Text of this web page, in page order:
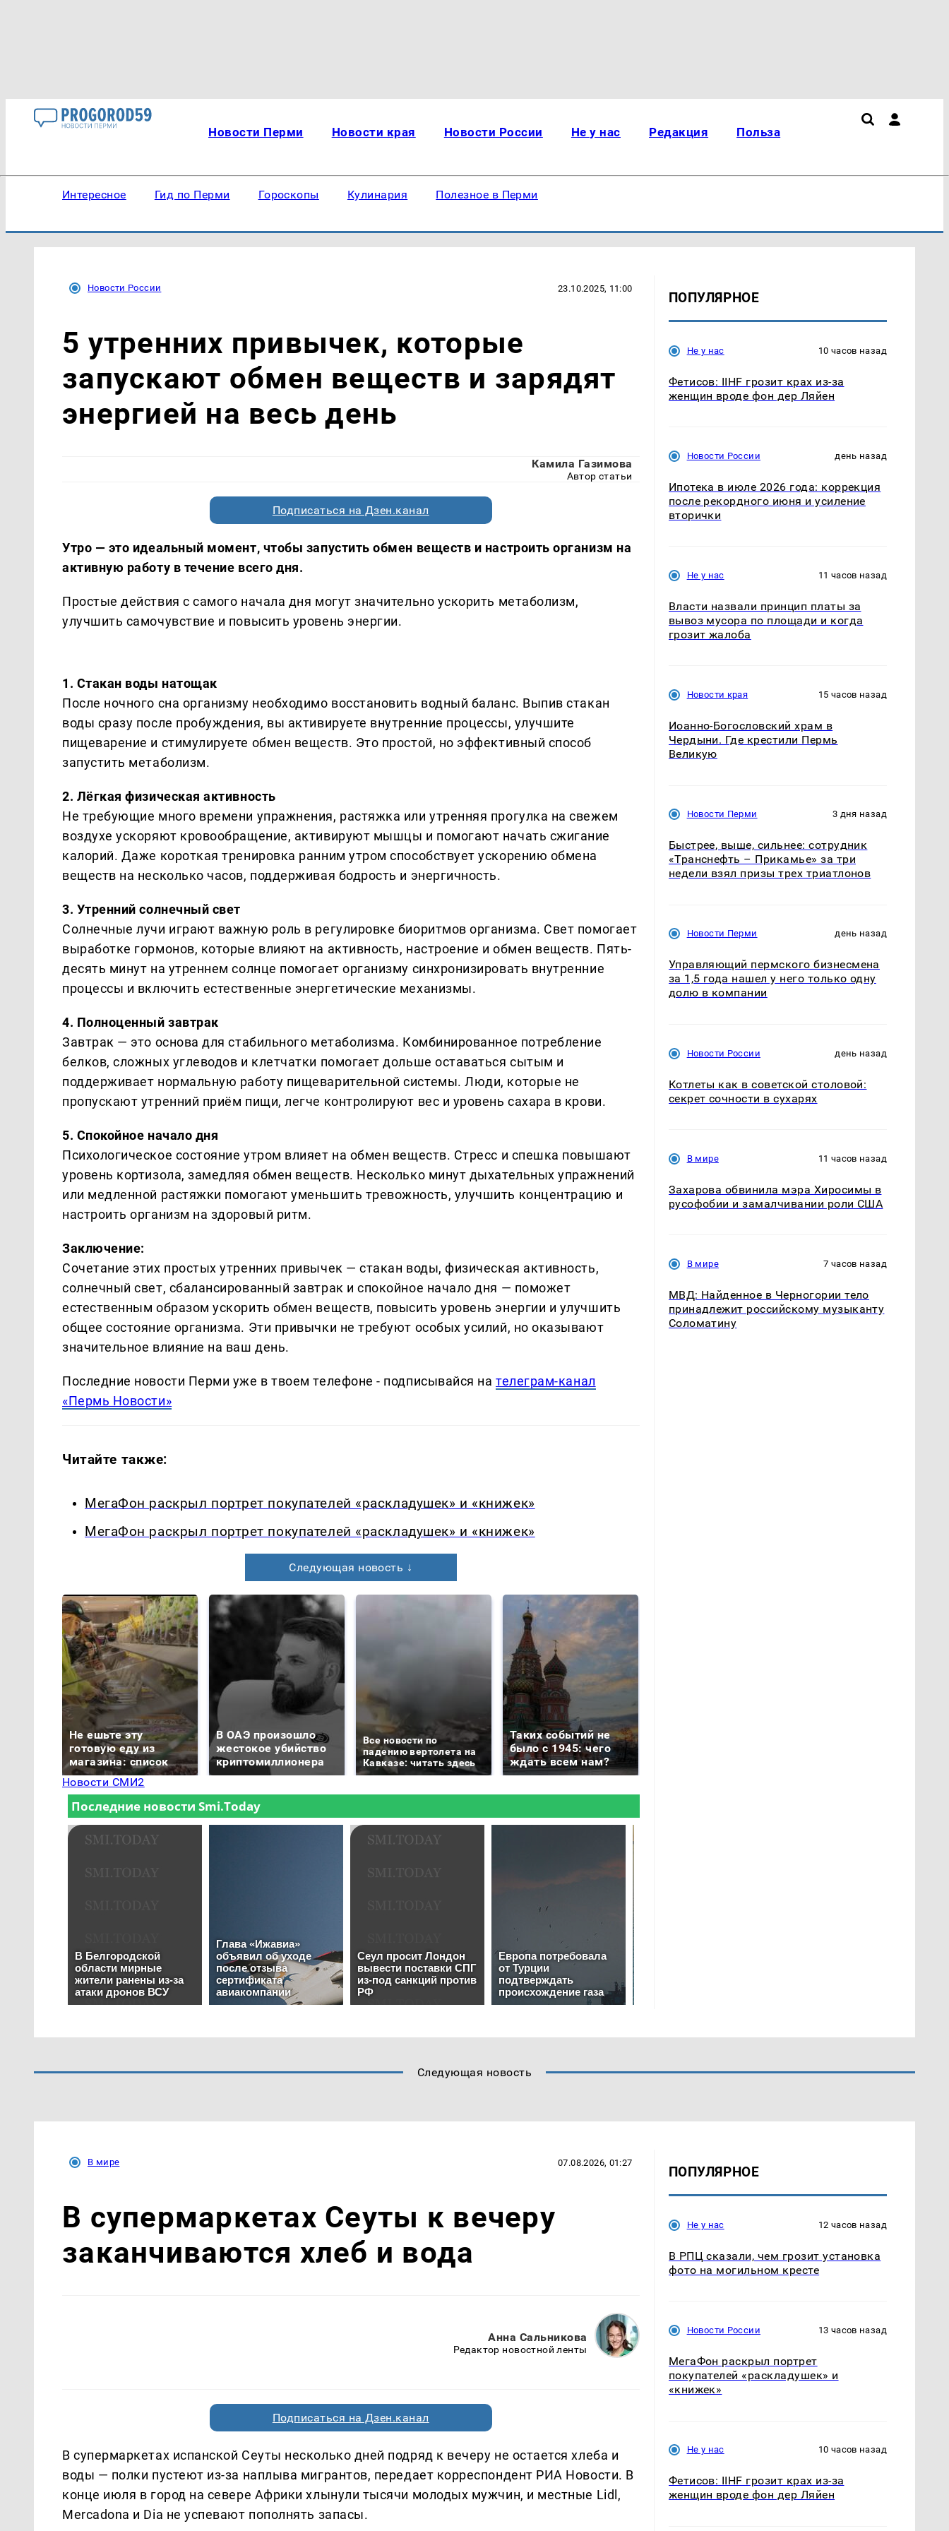
Новости Перми Новости края Новости России Не у нас Редакция Польза
Интересное Гид по Перми Гороскопы Кулинария Полезное в Перми
Новости России 23.10.2025, 11:00
5 утренних привычек, которые
запускают обмен веществ и зарядят
энергией на весь день
Камила Газимова
Автор статьи
Подписаться на Дзен.канал
Утро — это идеальный момент, чтобы запустить обмен веществ и настроить организм на
активную работу в течение всего дня.
Простые действия с самого начала дня могут значительно ускорить метаболизм,
улучшить самочувствие и повысить уровень энергии.
1. Стакан воды натощак
После ночного сна организму необходимо восстановить водный баланс. Выпив стакан
воды сразу после пробуждения, вы активируете внутренние процессы, улучшите
пищеварение и стимулируете обмен веществ. Это простой, но эффективный способ
запустить метаболизм.
2. Лёгкая физическая активность
Не требующие много времени упражнения, растяжка или утренняя прогулка на свежем
воздухе ускоряют кровообращение, активируют мышцы и помогают начать сжигание
калорий. Даже короткая тренировка ранним утром способствует ускорению обмена
веществ на несколько часов, поддерживая бодрость и энергичность.
3. Утренний солнечный свет
Солнечные лучи играют важную роль в регулировке биоритмов организма. Свет помогает
выработке гормонов, которые влияют на активность, настроение и обмен веществ. Пять-
десять минут на утреннем солнце помогает организму синхронизировать внутренние
процессы и включить естественные энергетические механизмы.
4. Полноценный завтрак
Завтрак — это основа для стабильного метаболизма. Комбинированное потребление
белков, сложных углеводов и клетчатки помогает дольше оставаться сытым и
поддерживает нормальную работу пищеварительной системы. Люди, которые не
пропускают утренний приём пищи, легче контролируют вес и уровень сахара в крови.
5. Спокойное начало дня
Психологическое состояние утром влияет на обмен веществ. Стресс и спешка повышают
уровень кортизола, замедляя обмен веществ. Несколько минут дыхательных упражнений
или медленной растяжки помогают уменьшить тревожность, улучшить концентрацию и
настроить организм на здоровый ритм.
Заключение:
Сочетание этих простых утренних привычек — стакан воды, физическая активность,
солнечный свет, сбалансированный завтрак и спокойное начало дня — поможет
естественным образом ускорить обмен веществ, повысить уровень энергии и улучшить
общее состояние организма. Эти привычки не требуют особых усилий, но оказывают
значительное влияние на ваш день.
Последние новости Перми уже в твоем телефоне - подписывайся нателеграм-канал
«Пермь Новости»
Читайте также:
МегаФон раскрыл портрет покупателей «раскладушек» и «книжек»
МегаФон раскрыл портрет покупателей «раскладушек» и «книжек»
Следующая новость ↓
Не ешьте эту
готовую еду из
магазина: список
В ОАЭ произошло
жестокое убийство
криптомиллионера
Все новости по
падению вертолета на
Кавказе: читать здесь
Таких событий не
было с 1945: чего
ждать всем нам?
Новости СМИ2
ПОПУЛЯРНОЕ
Не у нас 10 часов назад
Фетисов: IIHF грозит крах из-за
женщин вроде фон дер Ляйен
Новости России день назад
Ипотека в июле 2026 года: коррекция
после рекордного июня и усиление
вторички
Не у нас 11 часов назад
Власти назвали принцип платы за
вывоз мусора по площади и когда
грозит жалоба
Новости края 15 часов назад
Иоанно-Богословский храм в
Чердыни. Где крестили Пермь
Великую
Новости Перми 3 дня назад
Быстрее, выше, сильнее: сотрудник
«Транснефть – Прикамье» за три
недели взял призы трех триатлонов
Новости Перми день назад
Управляющий пермского бизнесмена
за 1,5 года нашел у него только одну
долю в компании
Новости России день назад
Котлеты как в советской столовой:
секрет сочности в сухарях
В мире 11 часов назад
Захарова обвинила мэра Хиросимы в
русофобии и замалчивании роли США
В мире 7 часов назад
МВД: Найденное в Черногории тело
принадлежит российскому музыканту
Соломатину
Следующая новость
В мире 07.08.2026, 01:27
В супермаркетах Сеуты к вечеру
заканчиваются хлеб и вода
Анна Сальникова
Редактор новостной ленты
Подписаться на Дзен.канал
В супермаркетах испанской Сеуты несколько дней подряд к вечеру не остается хлеба и
воды — полки пустеют из-за наплыва мигрантов, передает корреспондент РИА Новости. В
конце июля в город на севере Африки хлынули тысячи молодых мужчин, и местные Lidl,
Mercadona и Dia не успевают пополнять запасы.
ПОПУЛЯРНОЕ
Не у нас 12 часов назад
В РПЦ сказали, чем грозит установка
фото на могильном кресте
Новости России 13 часов назад
МегаФон раскрыл портрет
покупателей «раскладушек» и
«книжек»
Не у нас 10 часов назад
Фетисов: IIHF грозит крах из-за
женщин вроде фон дер Ляйен